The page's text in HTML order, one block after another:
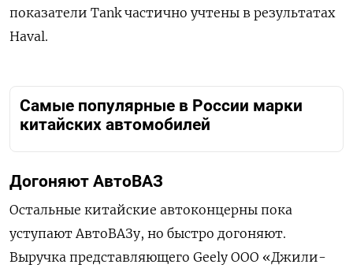
показатели Tank частично учтены в результатах
Haval.
Самые популярные в России марки
китайских автомобилей
Догоняют АвтоВАЗ
Остальные китайские автоконцерны пока
уступают АвтоВАЗу, но быстро догоняют.
Выручка представляющего Geely ООО «Джили-